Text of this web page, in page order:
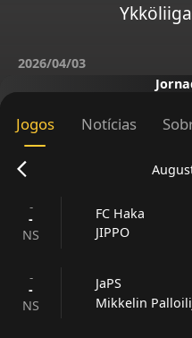
2026/04/03
Jogos Notícias
-
-
NS
FC Haka
JIPPO
-
-
NS
JaPS
Mikkelin